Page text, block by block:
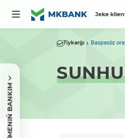
Jeke
MENIŃ BANKIM
Tiykarǵı Baspasóz